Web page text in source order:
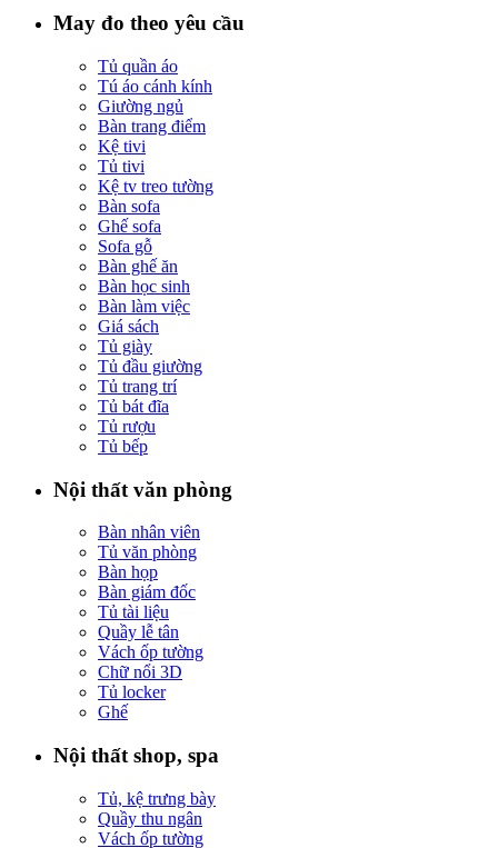
May đo theo yêu cầu
Tủ quần áo
Tú áo cánh kính
Giường ngủ
Bàn trang điểm
Kệ tivi
Tủ tivi
Kệ tv treo tường
Bàn sofa
Ghế sofa
Sofa gỗ
Bàn ghế ăn
Bàn học sinh
Bàn làm việc
Giá sách
Tủ giày
Tủ đầu giường
Tủ trang trí
Tủ bát đĩa
Tủ rượu
Tủ bếp
Nội thất văn phòng
Bàn nhân viên
Tủ văn phòng
Bàn họp
Bàn giám đốc
Tủ tài liệu
Quầy lễ tân
Vách ốp tường
Chữ nổi 3D
Tủ locker
Ghế
Nội thất shop, spa
Tủ, kệ trưng bày
Quầy thu ngân
Vách ốp tường